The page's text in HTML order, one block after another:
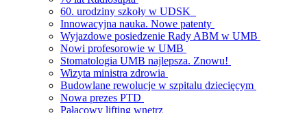
60. urodziny szkoły w UDSK
Innowacyjna nauka. Nowe patenty
Wyjazdowe posiedzenie Rady ABM w UMB
Nowi profesorowie w UMB
Stomatologia UMB najlepsza. Znowu!
Wizyta ministra zdrowia
Budowlane rewolucje w szpitalu dziecięcym
Nowa prezes PTD
Pałacowy lifting wnętrz